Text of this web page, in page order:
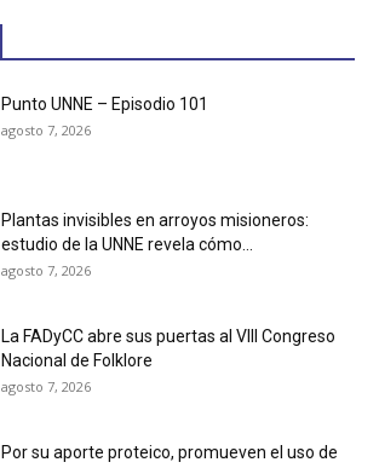
Punto UNNE – Episodio 101
agosto 7, 2026
Plantas invisibles en arroyos misioneros:
estudio de la UNNE revela cómo...
agosto 7, 2026
La FADyCC abre sus puertas al VIII Congreso
Nacional de Folklore
agosto 7, 2026
Por su aporte proteico, promueven el uso de